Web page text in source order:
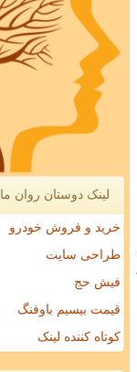
لینک دوستان روان ما
خرید و فروش خودرو
طراحی سایت
فیش حج
قیمت بیسیم باوفنگ
کوتاه کننده لینک